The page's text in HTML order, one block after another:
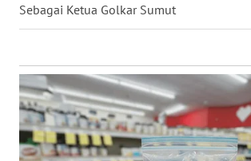
Sebagai Ketua Golkar Sumut
WN
JATIM
WN
BALI
WN
KALBAR